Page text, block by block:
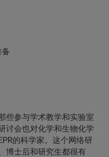
些参与学术教学和实验室
讨会也对化学和生物化学
的科学家。这个网络研
博士后和研究生都很有